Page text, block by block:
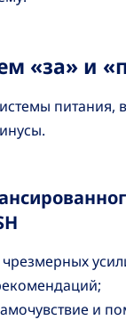
«за» и
питания,
чрезмерных
и